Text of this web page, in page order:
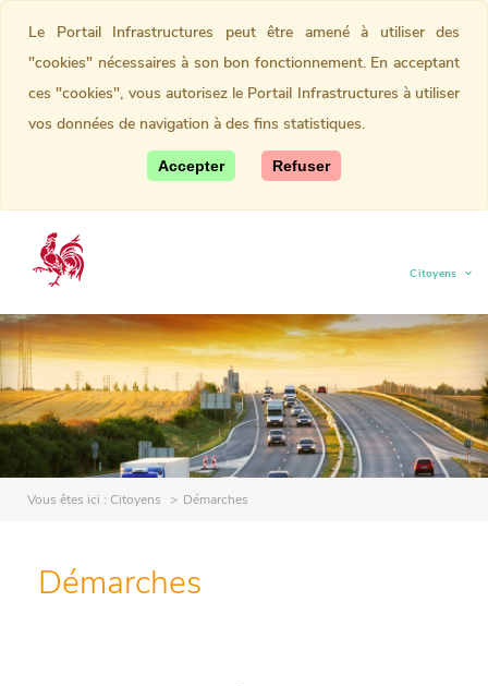
Citoyens
(current)
Vous êtes ici : Citoyens Démarches
Démarches
Le Portail Infrastructures peut être amené à utiliser des
"cookies" nécessaires à son bon fonctionnement. En acceptant
ces "cookies", vous autorisez le Portail Infrastructures à utiliser
vos données de navigation à des fins statistiques.
Accepter Refuser